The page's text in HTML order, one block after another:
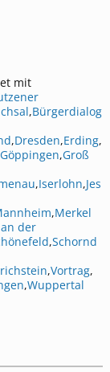
mit
,Bürgerdialog
,Dresden,Erding,
Göppingen,Groß
,Iserlohn,Jes
,Merkel
der
,Schornd
,Vortrag,
,Wuppertal